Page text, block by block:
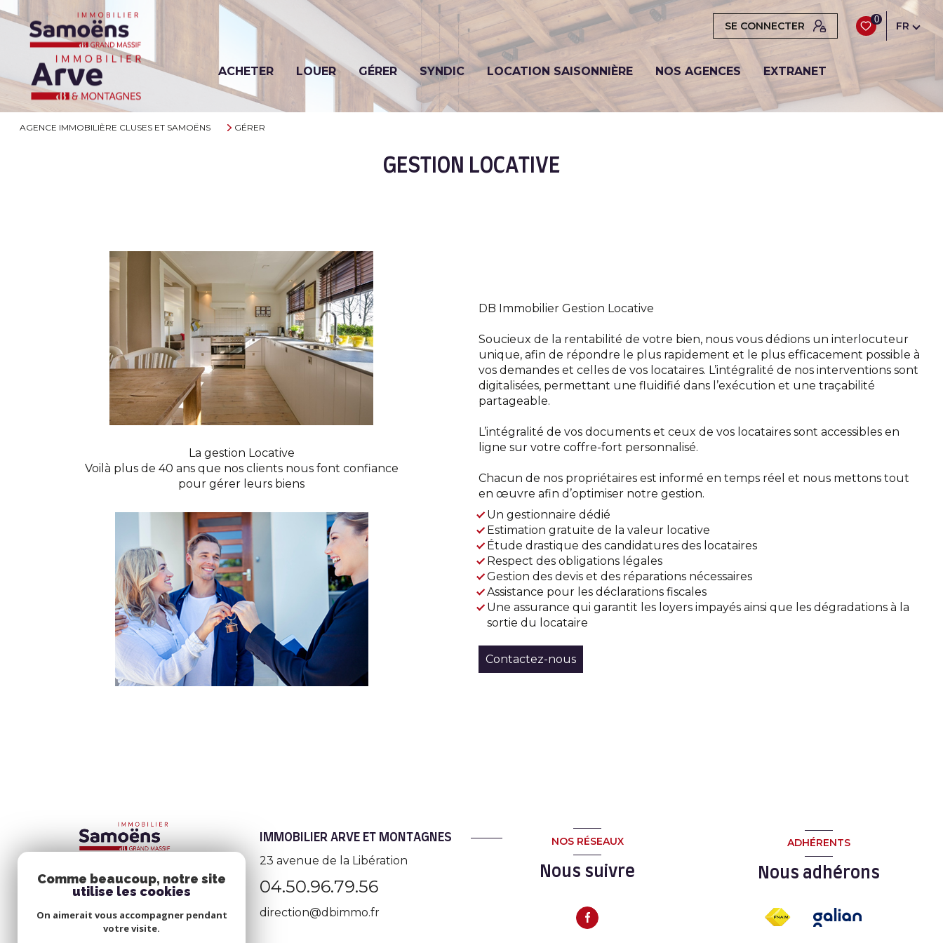
SE CONNECTER
0
FR
ACHETER LOUER GÉRER SYNDIC LOCATION SAISONNIÈRE NOS AGENCES EXTRANET
AGENCE IMMOBILIÈRE CLUSES ET SAMOËNS GÉRER
GESTION LOCATIVE
La gestion Locative
Voilà plus de 40 ans que nos clients nous font confiance
pour gérer leurs biens
DB Immobilier Gestion Locative
Soucieux de la rentabilité de votre bien, nous vous dédions un interlocuteur
unique, afin de répondre le plus rapidement et le plus efficacement possible à
vos demandes et celles de vos locataires. L’intégralité de nos interventions sont
digitalisées, permettant une fluidifié dans l’exécution et une traçabilité
partageable.
L’intégralité de vos documents et ceux de vos locataires sont accessibles en
ligne sur votre coffre-fort personnalisé.
Chacun de nos propriétaires est informé en temps réel et nous mettons tout
en œuvre afin d’optimiser notre gestion.
Un gestionnaire dédié
Estimation gratuite de la valeur locative
Étude drastique des candidatures des locataires
Respect des obligations légales
Gestion des devis et des réparations nécessaires
Assistance pour les déclarations fiscales
Une assurance qui garantit les loyers impayés ainsi que les dégradations à la
sortie du locataire
Contactez-nous
IMMOBILIER ARVE ET MONTAGNES
23 avenue de la Libération
04.50.96.79.56
direction@dbimmo.fr
NOS RÉSEAUX
Nous suivre
ADHÉRENTS
Nous adhérons
Comme beaucoup, notre site
utilise les cookies
On aimerait vous accompagner pendant
votre visite.